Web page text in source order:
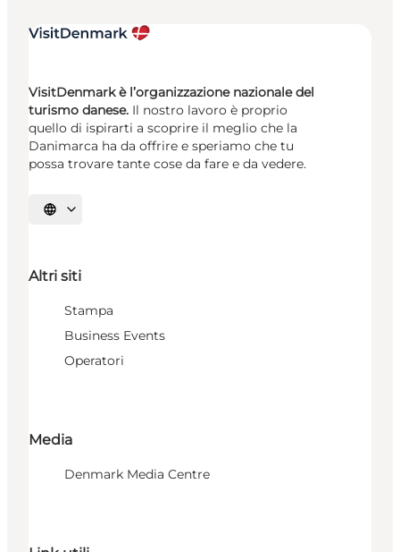
VisitDenmark è l’organizzazione nazionale del
turismo danese. Il nostro lavoro è proprio
quello di ispirarti a scoprire il meglio che la
Danimarca ha da offrire e speriamo che tu
possa trovare tante cose da fare e da vedere.
Seleziona la lingua
Altri siti
Stampa
Business Events
Operatori
Media
Denmark Media Centre